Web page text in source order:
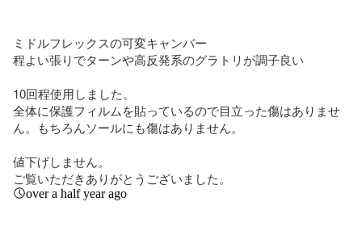
ミドルフレックスの可変キャンバー
程よい張りでターンや高反発系のグラトリが調子良い
10回程使用しました。
全体に保護フィルムを貼っているので目立った傷はありませ
ん。もちろんソールにも傷はありません。
値下げしません。
ご覧いただきありがとうございました。
over a half year ago